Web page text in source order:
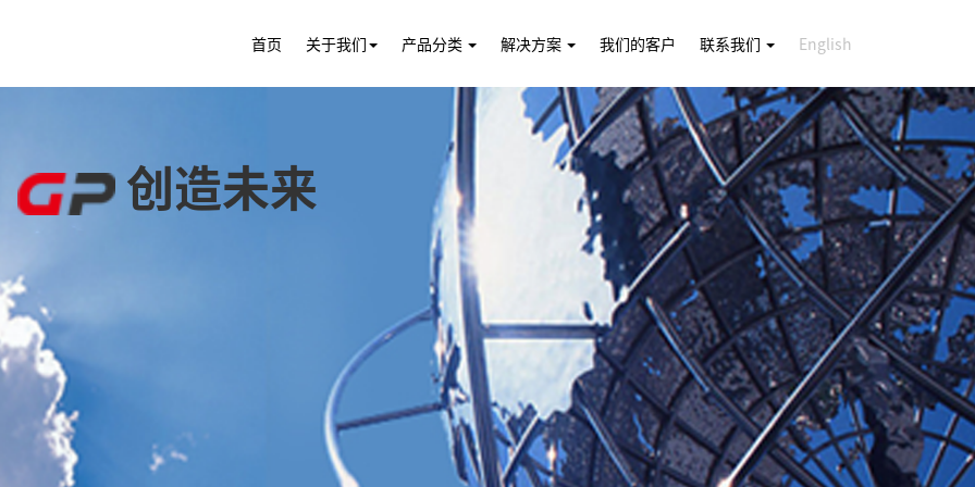
首页 关于我们 产品分类 解决方案 我们的客户 联系我们 English
创造未来